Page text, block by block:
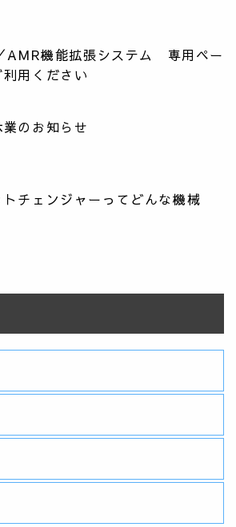
AMR機能拡張システム 専用ペー
利用ください
のお知らせ
トチェンジャーってどんな機械